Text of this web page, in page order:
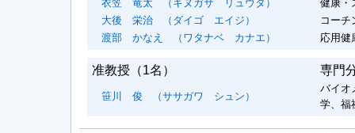
衣笠 竜太
（キヌガサ リュウタ）
健康・
大後 栄治
（ダイゴ エイジ）
コーチ
渡部 かなえ
（ワタナベ カナエ） 応用健
准教授 （1名） 専門
笹川 俊 （ササガワ シュン）
バイオ
学、福